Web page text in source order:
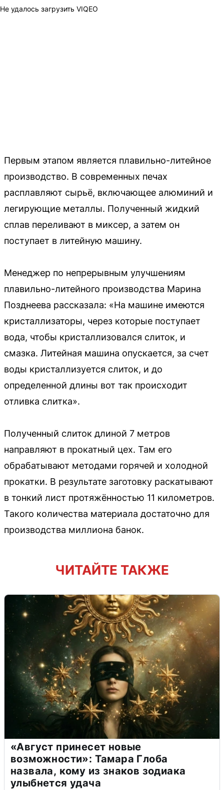
Не удалось загрузить VIQEO
Первым этапом является плавильно-литейное
производство. В современных печах
расплавляют сырьё, включающее алюминий и
легирующие металлы. Полученный жидкий
сплав переливают в миксер, а затем он
поступает в литейную машину.
Менеджер по непрерывным улучшениям
плавильно-литейного производства Марина
Позднеева рассказала: «На машине имеются
кристаллизаторы, через которые поступает
вода, чтобы кристаллизовался слиток, и
смазка. Литейная машина опускается, за счет
воды кристаллизуется слиток, и до
определенной длины вот так происходит
отливка слитка».
Полученный слиток длиной 7 метров
направляют в прокатный цех. Там его
обрабатывают методами горячей и холодной
прокатки. В результате заготовку раскатывают
в тонкий лист протяжённостью 11 километров.
Такого количества материала достаточно для
производства миллиона банок.
ЧИТАЙТЕ ТАКЖЕ
«Август принесет новые
возможности»: Тамара Глоба
назвала, кому из знаков зодиака
улыбнется удача